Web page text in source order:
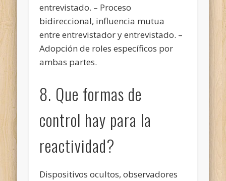
entrevistado. – Proceso
bidireccional, influencia mutua
entre entrevistador y entrevistado. –
Adopción de roles específicos por
ambas partes.
8. Que formas de
control hay para la
reactividad?
Dispositivos ocultos, observadores